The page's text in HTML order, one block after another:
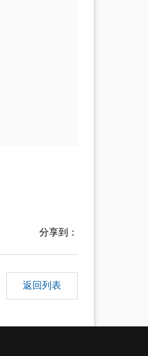
分享到：
返回列表